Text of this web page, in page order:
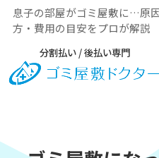
息子の部屋がゴミ屋敷に…原
方・費用の目安をプロが解説
分割払い / 後払い専門